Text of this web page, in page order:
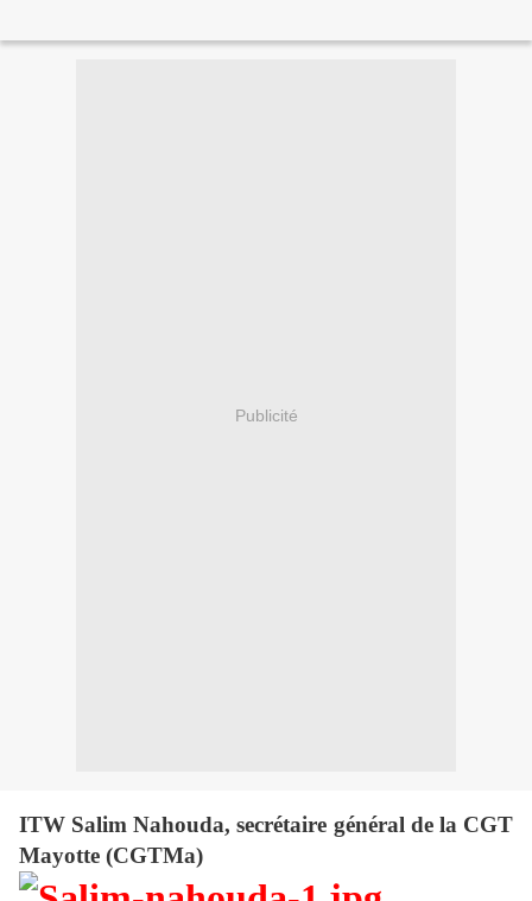
Publicité
ITW Salim Nahouda, secrétaire général de la CGT
Mayotte (CGTMa)